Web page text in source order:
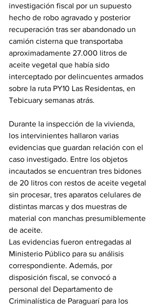
investigación fiscal por un supuesto
hecho de robo agravado y posterior
recuperación tras ser abandonado un
camión cisterna que transportaba
aproximadamente 27.000 litros de
aceite vegetal que había sido
interceptado por delincuentes armados
sobre la ruta PY10 Las Residentas, en
Tebicuary semanas atrás.
Durante la inspección de la vivienda,
los intervinientes hallaron varias
evidencias que guardan relación con el
caso investigado. Entre los objetos
incautados se encuentran tres bidones
de 20 litros con restos de aceite vegetal
sin procesar, tres aparatos celulares de
distintas marcas y dos muestras de
material con manchas presumiblemente
de aceite.
Las evidencias fueron entregadas al
Ministerio Público para su análisis
correspondiente. Además, por
disposición fiscal, se convocó a
personal del Departamento de
Criminalística de Paraguarí para los